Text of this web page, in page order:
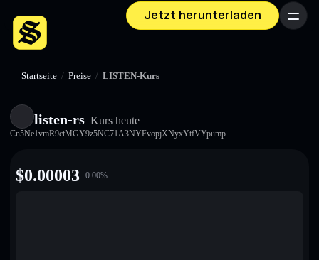
Jetzt herunterladen Menü
Startseite / Preise / LISTEN-Kurs
listen-rs Kurs heute
Cn5Ne1vmR9ctMGY9z5NC71A3NYFvopjXNyxYtfVYpump
$0.00003 0.00%